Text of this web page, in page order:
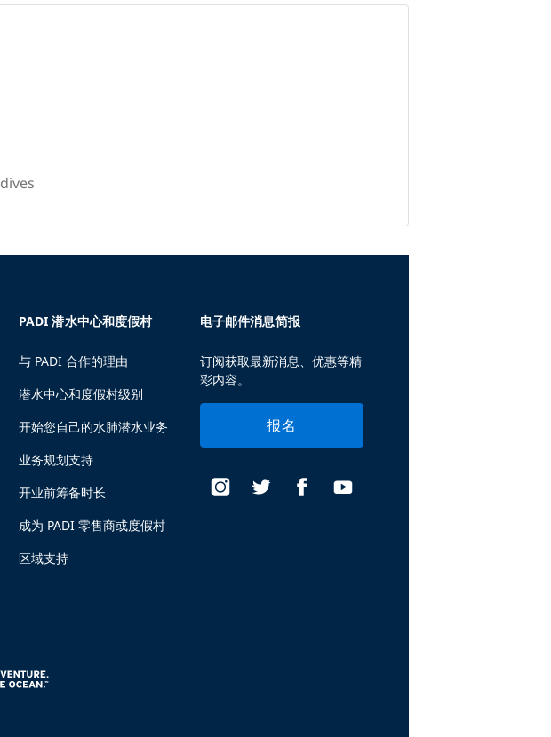
PADI 潜水中心和度假村
与 PADI 合作的理由
潜水中心和度假村级别
开始您自己的水肺潜水业务
业务规划支持
开业前筹备时长
成为 PADI 零售商或度假村
区域支持
电子邮件消息简报
订阅获取最新消息、优惠等精
彩内容。
报名